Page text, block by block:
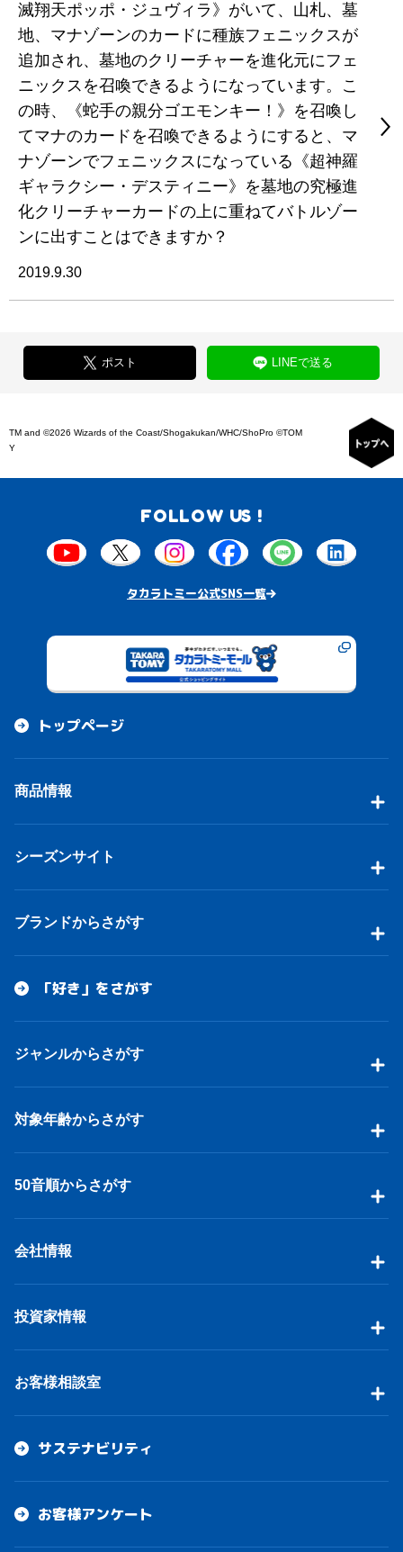
滅翔天ポッポ・ジュヴィラ》がいて、山札、墓
地、マナゾーンのカードに種族フェニックスが
追加され、墓地のクリーチャーを進化元にフェ
ニックスを召喚できるようになっています。こ
の時、《蛇手の親分ゴエモンキー！》を召喚し
てマナのカードを召喚できるようにすると、マ
ナゾーンでフェニックスになっている《超神羅
ギャラクシー・デスティニー》を墓地の究極進
化クリーチャーカードの上に重ねてバトルゾー
ンに出すことはできますか？
2019.9.30
ポスト LINEで送る
TM and ©2026 Wizards of the Coast/Shogakukan/WHC/ShoPro ©TOM
Y
FOLLOW US !
タカラトミー公式SNS一覧
トップページ
商品情報
シーズンサイト
ブランドからさがす
「好き」をさがす
ジャンルからさがす
対象年齢からさがす
50音順からさがす
会社情報
投資家情報
お客様相談室
サステナビリティ
お客様アンケート